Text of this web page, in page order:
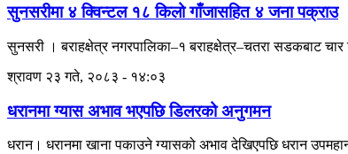
सुनसरीमा ४ क्विन्टल १८ किलो गाँजासहित ४ जना पक्राउ
सुनसरी । बराहक्षेत्र नगरपालिका–१ बराहक्षेत्र–चतरा सडकबाट
श्रावण २३ गते, २०८३ - १४:०३
धरानमा ग्यास अभाव भएपछि डिलरको अनुगमन
धरान। धरानमा खाना पकाउने ग्यासको अभाव देखिएपछि धरान